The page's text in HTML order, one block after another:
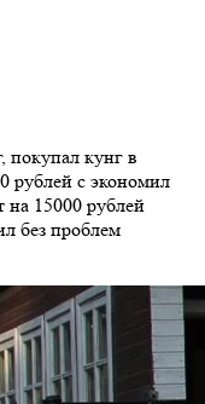
покупал кунг в
рублей с экономил
на 15000 рублей
без проблем